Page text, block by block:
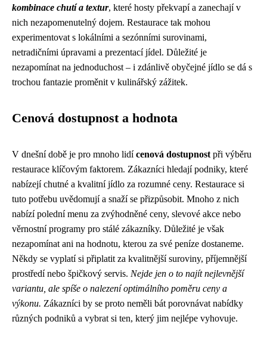
kombinace chutí a textur, které hosty překvapí a zanechají v
nich nezapomenutelný dojem. Restaurace tak mohou
experimentovat s lokálními a sezónními surovinami,
netradičními úpravami a prezentací jídel. Důležité je
nezapomínat na jednoduchost – i zdánlivě obyčejné jídlo se dá s
trochou fantazie proměnit v kulinářský zážitek.
Cenová dostupnost a hodnota
V dnešní době je pro mnoho lidícenová dostupnost při výběru
restaurace klíčovým faktorem. Zákazníci hledají podniky, které
nabízejí chutné a kvalitní jídlo za rozumné ceny. Restaurace si
tuto potřebu uvědomují a snaží se přizpůsobit. Mnoho z nich
nabízí polední menu za zvýhodněné ceny, slevové akce nebo
věrnostní programy pro stálé zákazníky. Důležité je však
nezapomínat ani na hodnotu, kterou za své peníze dostaneme.
Někdy se vyplatí si připlatit za kvalitnější suroviny, příjemnější
prostředí nebo špičkový servis. Nejde jen o to najít nejlevnější
variantu, ale spíše o nalezení optimálního poměru ceny a
výkonu. Zákazníci by se proto neměli bát porovnávat nabídky
různých podniků a vybrat si ten, který jim nejlépe vyhovuje.